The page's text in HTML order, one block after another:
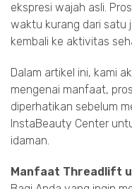
ekspresi wajah asli.
waktu kurang dari satu
kembali ke aktivitas
Dalam artikel ini, kami
mengenai manfaat,
diperhatikan sebelum
InstaBeauty Center
idaman.
Manfaat Threadlift